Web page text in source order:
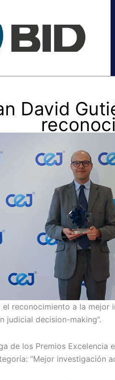
David
reconocimiento a la
judicial decision-making”.
de los Premios
“Mejor investigación